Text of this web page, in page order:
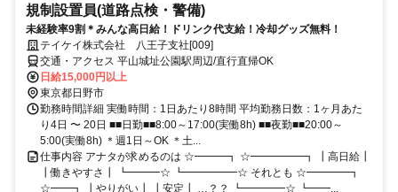
規制設置員(道路点検・警備)
未経験率9割＊みんな高日給！ドリンク代支給！冷却グッズ無料！
テイケイ株式会社 八王子支社[009]
交通・アクセス 平山城址公園駅周辺/直行直帰OK
日給15,000円以上
東京都日野市
勤務時間詳細 実働時間：1日あたり8時間 平均勤務日数：1ヶ月あた
り4日 〜 20日 ■■日勤■■8:00～17:00(実働8h) ■■夜勤■■20:00～
5:00(実働8h) ＊週1日～OK ＊土...
仕事内容 アナタが求めるのは ☆━━━┓ ☆━━━━━┓ ┃高日給┃
┃働きやすさ┃ ┗━━━☆ ┗━━━━━☆ それとも ☆━━━━┓
☆━━┓ ┃やりがい┃ ┃安定┃ …？？ ┗━━━━☆ ┗━━...